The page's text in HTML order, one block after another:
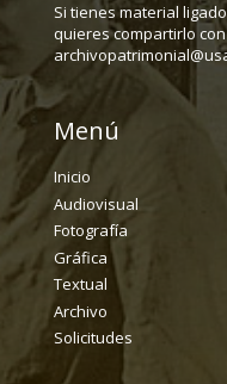
Si tienes material
quieres compartirlo
Menú
Inicio
Audiovisual
Fotografía
Gráfica
Textual
Archivo
Solicitudes